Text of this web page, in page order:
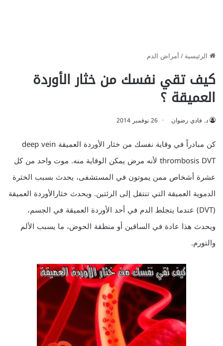
الرئيسية/أمراض الدم
كيف تقي نفسك من خثار الأوردة
العميقة ؟
د. فادي رضوان 26 نوفمبر 2014
كن مبادراً في وقاية نفسك من خثار الأوردة العميقة deep vein
thrombosis DVT لأنه مرض يمكن الوقاية منه. موت واحد من كل
عشرة أشخاص ممن يموتون في المستشفى، يحدث بسبب الخثرة
الدموية العميقة التي تنتقل إلى الرئتين. ويحدث خثارالأوردة العميقة
(DVT) عندما يتجلط الدم في أحد الأوردة العميقة في الجسم،
ويحدث هذا عادة في الساقين أو منطقة الحوض، ما يسبب الألم
والتورم.